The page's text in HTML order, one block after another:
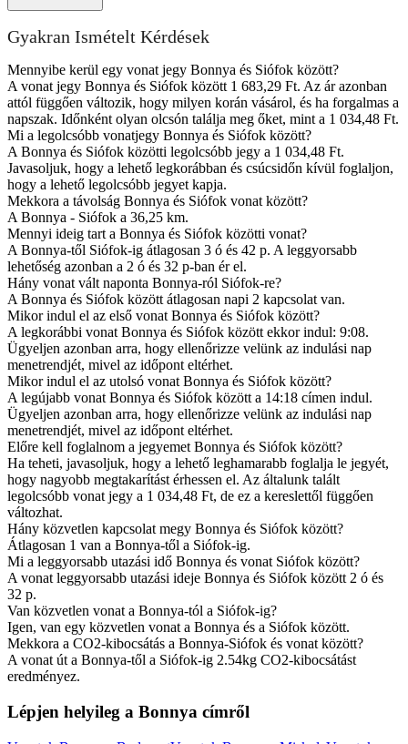
Gyakran Ismételt Kérdések
Mennyibe kerül egy vonat jegy Bonnya és Siófok között?
A vonat jegy Bonnya és Siófok között 1 683,29 Ft. Az ár azonban
attól függően változik, hogy milyen korán vásárol, és ha forgalmas a
napszak. Időnként olyan olcsón találja meg őket, mint a 1 034,48 Ft.
Mi a legolcsóbb vonatjegy Bonnya és Siófok között?
A Bonnya és Siófok közötti legolcsóbb jegy a 1 034,48 Ft.
Javasoljuk, hogy a lehető legkorábban és csúcsidőn kívül foglaljon,
hogy a lehető legolcsóbb jegyet kapja.
Mekkora a távolság Bonnya és Siófok vonat között?
A Bonnya - Siófok a 36,25 km.
Mennyi ideig tart a Bonnya és Siófok közötti vonat?
A Bonnya-től Siófok-ig átlagosan 3 ó és 42 p. A leggyorsabb
lehetőség azonban a 2 ó és 32 p-ban ér el.
Hány vonat vált naponta Bonnya-ról Siófok-re?
A Bonnya és Siófok között átlagosan napi 2 kapcsolat van.
Mikor indul el az első vonat Bonnya és Siófok között?
A legkorábbi vonat Bonnya és Siófok között ekkor indul: 9:08.
Ügyeljen azonban arra, hogy ellenőrizze velünk az indulási nap
menetrendjét, mivel az időpont eltérhet.
Mikor indul el az utolsó vonat Bonnya és Siófok között?
A legújabb vonat Bonnya és Siófok között a 14:18 címen indul.
Ügyeljen azonban arra, hogy ellenőrizze velünk az indulási nap
menetrendjét, mivel az időpont eltérhet.
Előre kell foglalnom a jegyemet Bonnya és Siófok között?
Ha teheti, javasoljuk, hogy a lehető leghamarabb foglalja le jegyét,
hogy nagyobb megtakarítást érhessen el. Az általunk talált
legolcsóbb vonat jegy a 1 034,48 Ft, de ez a kereslettől függően
változhat.
Hány közvetlen kapcsolat megy Bonnya és Siófok között?
Átlagosan 1 van a Bonnya-től a Siófok-ig.
Mi a leggyorsabb utazási idő Bonnya és vonat Siófok között?
A vonat leggyorsabb utazási ideje Bonnya és Siófok között 2 ó és
32 p.
Van közvetlen vonat a Bonnya-tól a Siófok-ig?
Igen, van egy közvetlen vonat a Bonnya és a Siófok között.
Mekkora a CO2-kibocsátás a Bonnya-Siófok és vonat között?
A vonat út a Bonnya-től a Siófok-ig 2.54kg CO2-kibocsátást
eredményez.
Lépjen helyileg a Bonnya címről